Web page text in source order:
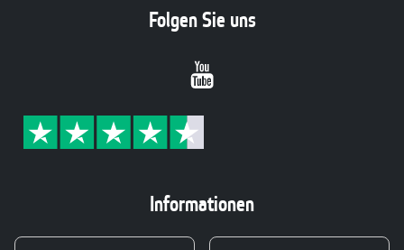
Informationen
Folgen Sie uns
Youtube